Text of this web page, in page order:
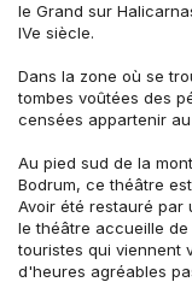
le Grand sur
IVe siècle.
Dans la zone où se
tombes voûtées des
censées appartenir au
Au pied sud de la
Bodrum, ce théâtre
Avoir été restauré par
le théâtre accueille
touristes qui viennent
d'heures agréables